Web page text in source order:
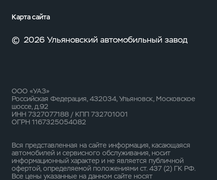
Карта сайта
© 2026 Ульяновский автомобильный завод
ООО «УАЗ»
Российская Федерация, 432034, Ульяновск, Московское
шоссе, д.92
ИНН 7327077188 / КПП 732701001
ОГРН 1167325054082
Вся представленная на сайте информация, касающаяся
автомобилей и сервисного обслуживания, носит
информационный характер и не является публичной
офертой, определяемой положениями ст. 437 (2) ГК РФ.
Все цены указанные на данном сайте носят